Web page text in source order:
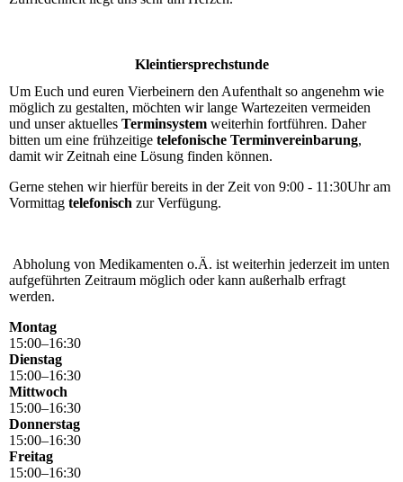
Kleintiersprechstunde
Um Euch und euren Vierbeinern den Aufenthalt so angenehm wie
möglich zu gestalten, möchten wir lange Wartezeiten vermeiden
und unser aktuelles Terminsystem weiterhin fortführen. Daher
bitten um eine frühzeitige telefonische Terminvereinbarung,
damit wir Zeitnah eine Lösung finden können.
Gerne stehen wir hierfür bereits in der Zeit von 9:00 - 11:30Uhr am
Vormittag telefonisch zur Verfügung.
Abholung von Medikamenten o.Ä. ist weiterhin jederzeit im unten
aufgeführten Zeitraum möglich oder kann außerhalb erfragt
werden.
Montag
15:00–16:30
Dienstag
15:00–16:30
Mittwoch
15:00–16:30
Donnerstag
15:00–16:30
Freitag
15:00–16:30